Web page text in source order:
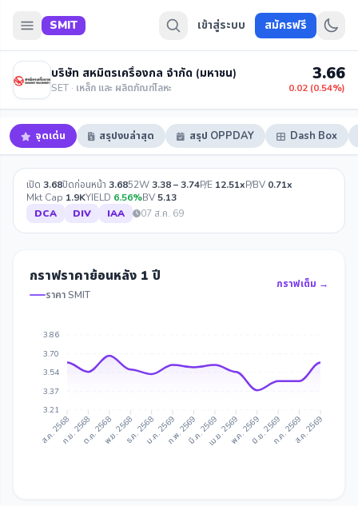
SMIT เข้าสู่ระบบ สมัครฟรี
บริษัท สหมิตรเครื่องกล จำกัด (มหาชน)
SET · เหล็ก และ ผลิตภัณฑ์โลหะ
3.66
0.02 (0.54%)
จุดเด่น สรุปงบล่าสุด สรุป OPPDAY Dash Box
เปิด 3.68ปิดก่อนหน้า 3.6852W3.38 – 3.74P/E 12.51xP/BV 0.71x
Mkt Cap 1.9KYIELD 6.56%BV5.13
DCA
DIV IAA 07 ส.ค. 69
กราฟราคาย้อนหลัง 1 ปี
ราคา SMIT
กราฟเต็ม →
3.86
3.70
3.54
3.37
3.21
ส.ค. 2568ก.ย. 2568ต.ค. 2568พ.ย. 2568ธ.ค. 2568ม.ค. 2569ก.พ. 2569มี.ค. 2569เม.ย. 2569พ.ค. 2569มิ.ย. 2569ก.ค. 2569ส.ค. 2569